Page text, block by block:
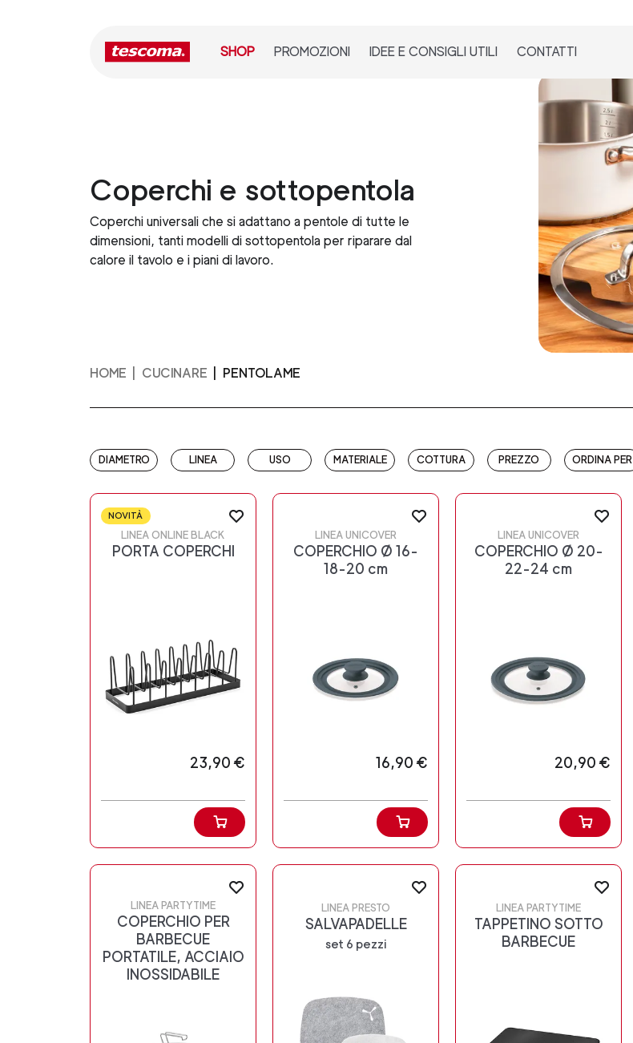
SHOP PROMOZIONI IDEE E CONSIGLI UTILI CONTATTI
Coperchi e sottopentola
Coperchi universali che si adattano a pentole di tutte le
dimensioni, tanti modelli di sottopentola per riparare dal
calore il tavolo e i piani di lavoro.
HOME CUCINARE PENTOLAME
DIAMETRO LINEA USO MATERIALE COTTURA PREZZO ORDINA PER
NOVITÀ
LINEA ONLINE BLACK
PORTA COPERCHI
23,90 €
LINEA UNICOVER
COPERCHIO Ø 16-
18-20 cm
16,90 €
LINEA UNICOVER
COPERCHIO Ø 20-
22-24 cm
20,90 €
LINEA PARTYTIME
COPERCHIO PER
BARBECUE
PORTATILE, ACCIAIO
INOSSIDABILE
LINEA PRESTO
SALVAPADELLE
set 6 pezzi
LINEA PARTYTIME
TAPPETINO SOTTO
BARBECUE